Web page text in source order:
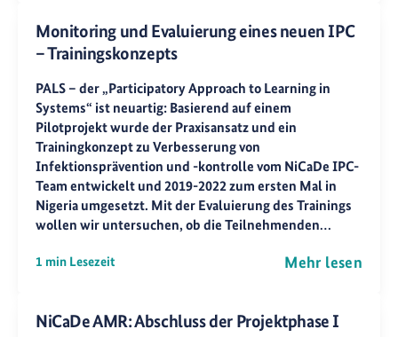
Monitoring und Evaluierung eines neuen IPC
– Trainingskonzepts
PALS – der „Participatory Approach to Learning in
Systems“ ist neuartig: Basierend auf einem
Pilotprojekt wurde der Praxisansatz und ein
Trainingkonzept zu Verbesserung von
Infektionsprävention und -kontrolle vom NiCaDe IPC-
Team entwickelt und 2019-2022 zum ersten Mal in
Nigeria umgesetzt. Mit der Evaluierung des Trainings
wollen wir untersuchen, ob die Teilnehmenden…
1 min Lesezeit Mehr lesen
NiCaDe AMR: Abschluss der Projektphase I